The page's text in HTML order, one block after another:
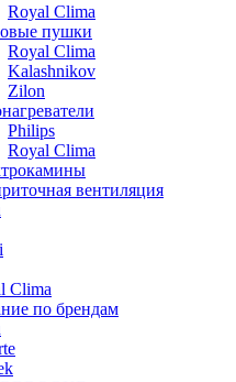
Royal Clima
пушки
Royal Clima
Kalashnikov
Zilon
Philips
Royal Clima
вентиляция
Clima
по брендам